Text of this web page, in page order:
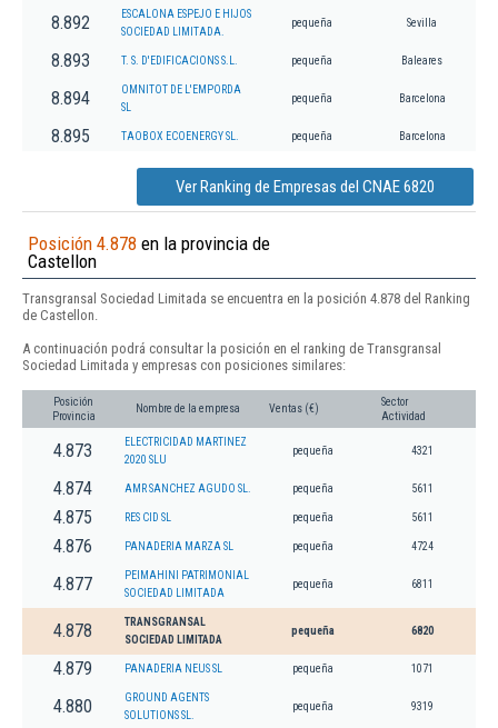
8.892
ESCALONA ESPEJO E HIJOS
SOCIEDAD LIMITADA.
pequeña Sevilla
8.893 T. S. D'EDIFICACIONS S.L. pequeña Baleares
8.894
OMNITOT DE L'EMPORDA
SL
pequeña Barcelona
8.895 TAOBOX ECOENERGY SL. pequeña Barcelona
Ver Ranking de Empresas del CNAE 6820
Posición 4.878 en la provincia de
Castellon
Transgransal Sociedad Limitada se encuentra en la posición 4.878 del Ranking
de Castellon.
A continuación podrá consultar la posición en el ranking de Transgransal
Sociedad Limitada y empresas con posiciones similares:
Posición
Provincia
Nombre de la empresa Ventas (€)
Sector
Actividad
4.873
ELECTRICIDAD MARTINEZ
2020 SLU
pequeña 4321
4.874 AMR SANCHEZ AGUDO SL. pequeña 5611
4.875 RES CID SL pequeña 5611
4.876 PANADERIA MARZA SL pequeña 4724
4.877
PEIMAHINI PATRIMONIAL
SOCIEDAD LIMITADA
pequeña 6811
4.878
TRANSGRANSAL
SOCIEDAD LIMITADA
pequeña 6820
4.879 PANADERIA NEUS SL pequeña 1071
4.880
GROUND AGENTS
SOLUTIONS SL.
pequeña 9319